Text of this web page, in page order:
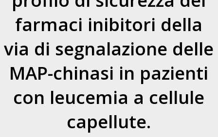
farmaci inibitori della
via di segnalazione delle
MAP-chinasi in pazienti
con leucemia a cellule
capellute.